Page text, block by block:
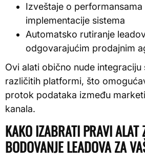
Izveštaje o
implementacije sistema
Automatsko rutiranje
odgovarajućim prodajnim
Ovi alati obično nude
različitih platformi, što
protok podataka između
kanala.
KAKO IZABRATI PRAVI ALAT
BODOVANJE LEADOVA ZA